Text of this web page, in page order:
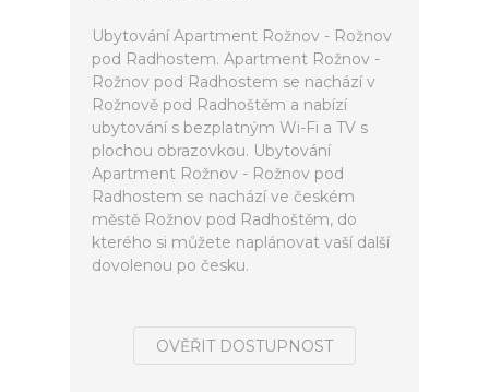
Ubytování Apartment Rožnov - Rožnov
pod Radhostem. Apartment Rožnov -
Rožnov pod Radhostem se nachází v
Rožnově pod Radhoštěm a nabízí
ubytování s bezplatným Wi-Fi a TV s
plochou obrazovkou. Ubytování
Apartment Rožnov - Rožnov pod
Radhostem se nachází ve českém
městě Rožnov pod Radhoštěm, do
kterého si můžete naplánovat vaší další
dovolenou po česku.
OVĚŘIT DOSTUPNOST